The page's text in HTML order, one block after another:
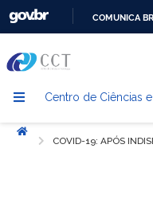
COMUNICA BR
Centro de Ciências
Início
COVID-19: APÓS